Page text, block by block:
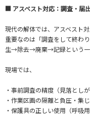
■ アスベスト対応：調査・届
現代の解体では、アスベスト
重要なのは「調査をして終
生→除去→廃棄→記録という一
現場では、
・事前調査の精度（見落としが
・作業区画の隔離と負圧・集
・保護具の正しい使用（呼吸